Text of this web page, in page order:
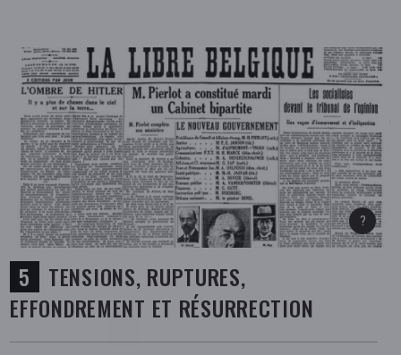
TENSIONS, RUPTURES,
EFFONDREMENT ET RÉSURRECTION